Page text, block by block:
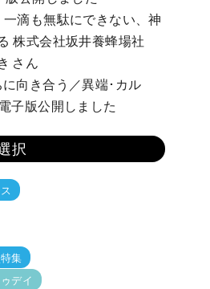
滴も無駄にできない、神
株式会社坂井養蜂場社
さん
に向き合う／異端･カル
子版公開しました
択
集
デイ